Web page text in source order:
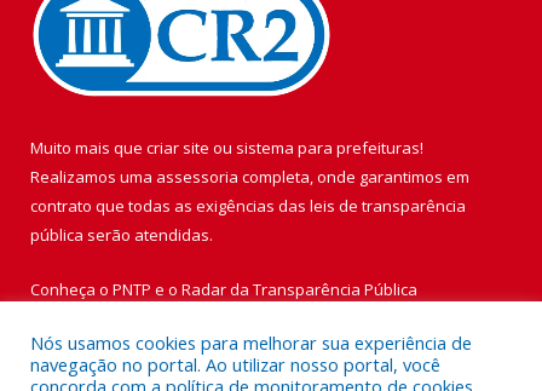
Muito mais que criar site ou sistema para prefeituras!
Realizamos uma assessoria completa, onde garantimos em
contrato que todas as exigências das leis de transparência
pública serão atendidas.
Conheça o PNTP e o Radar da Transparência Pública
Nós usamos cookies para melhorar sua experiência de
navegação no portal. Ao utilizar nosso portal, você
concorda com a política de monitoramento de cookies.